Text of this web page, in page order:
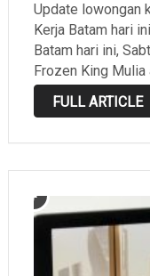
Update lowongan
Kerja Batam hari
Batam hari ini,
Frozen King Mulia
di bidang
manufacturer, dan
FULL ARTICLE